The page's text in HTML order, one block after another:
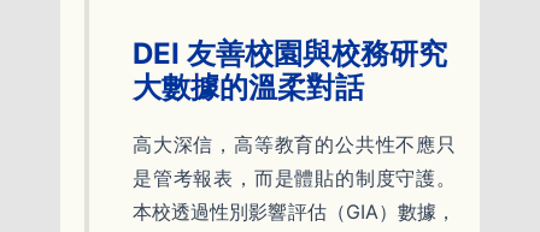
DEI 友善校園與校務研究
大數據的溫柔對話
高大深信，高等教育的公共性不應只
是管考報表，而是體貼的制度守護。
本校透過性別影響評估（GIA）數據，